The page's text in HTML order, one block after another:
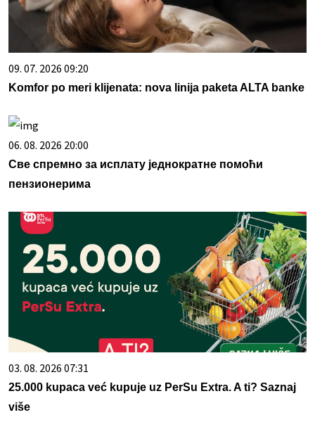
09. 07. 2026 09:20
Komfor po meri klijenata: nova linija paketa ALTA banke
06. 08. 2026 20:00
Све спремно за исплату једнократне помоћи
пензионерима
03. 08. 2026 07:31
25.000 kupaca već kupuje uz PerSu Extra. A ti? Saznaj
više